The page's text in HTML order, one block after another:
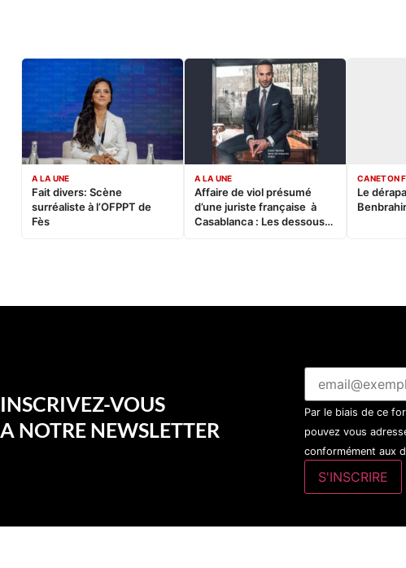
A LA UNE
Fait divers: Scène
surréaliste à l’OFPPT de
Fès
A LA UNE
Affaire de viol présumé
d’une juriste française à
Casablanca : Les dessous
CANETON
Le
INSCRIVEZ-VOUS
A NOTRE NEWSLETTER
Par le biais de ce
pouvez vous
conformément aux